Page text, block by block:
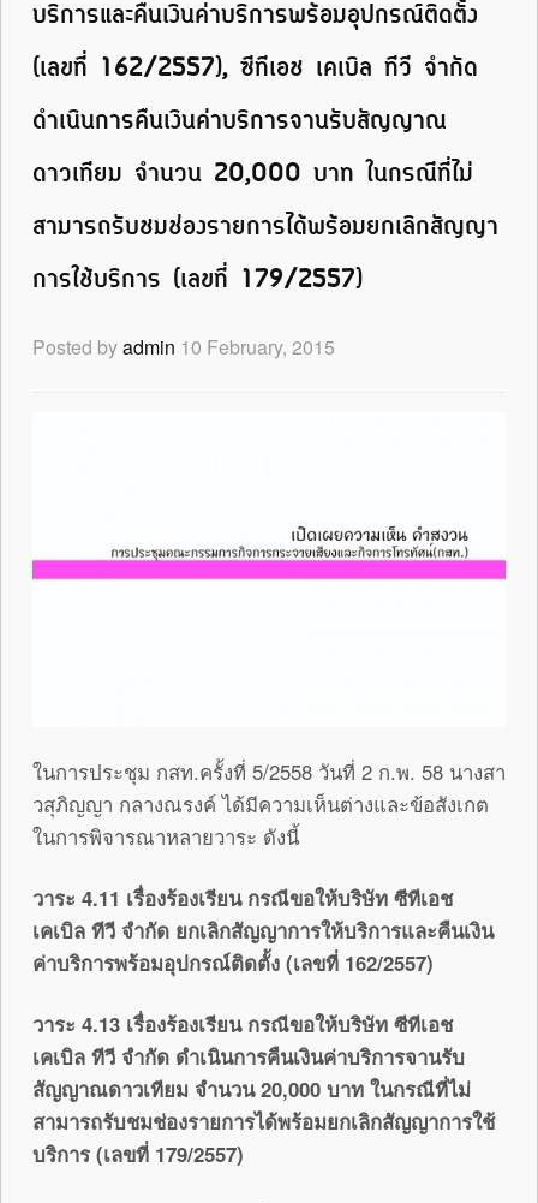
บริการและคืนเงินค่าบริการพร้อมอุปกรณ์ติดตั้ง
(เลขที่ 162/2557), ซีทีเอช เคเบิล ทีวี จำกัด
ดำเนินการคืนเงินค่าบริการจานรับสัญญาณ
ดาวเทียม จำนวน 20,000 บาท ในกรณีที่ไม่
สามารถรับชมช่องรายการได้พร้อมยกเลิกสัญญา
การใช้บริการ (เลขที่ 179/2557)
Posted byadmin 10 February, 2015
ในการประชุม กสท.ครั้งที่ 5/2558 วันที่ 2 ก.พ. 58 นางสา
วสุภิญญา กลางณรงค์ ได้มีความเห็นต่างและข้อสังเกต
ในการพิจารณาหลายวาระ ดังนี้
วาระ 4.11 เรื่องร้องเรียน กรณีขอให้บริษัท ซีทีเอช
เคเบิล ทีวี จำกัด ยกเลิกสัญญาการให้บริการและคืนเงิน
ค่าบริการพร้อมอุปกรณ์ติดตั้ง (เลขที่ 162/2557)
วาระ 4.13 เรื่องร้องเรียน กรณีขอให้บริษัท ซีทีเอช
เคเบิล ทีวี จำกัด ดำเนินการคืนเงินค่าบริการจานรับ
สัญญาณดาวเทียม จำนวน 20,000 บาท ในกรณีที่ไม่
สามารถรับชมช่องรายการได้พร้อมยกเลิกสัญญาการใช้
บริการ (เลขที่ 179/2557)